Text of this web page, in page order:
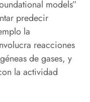
models”
predecir
la
reacciones
de gases, y
la actividad